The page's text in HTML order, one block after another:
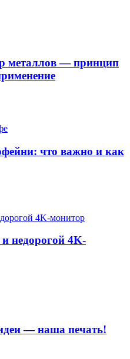
металлов — принцип
что важно и как
недорогой 4K-
— наша печать!